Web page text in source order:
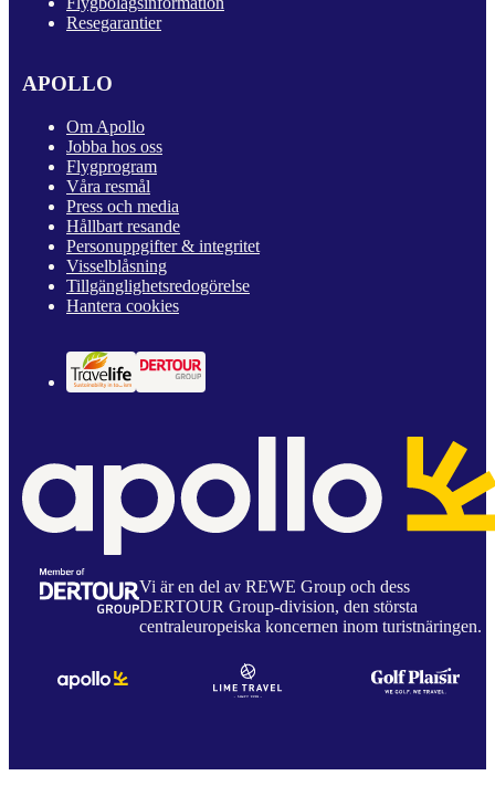
Resegarantier
APOLLO
Om Apollo
Jobba hos oss
Flygprogram
Våra resmål
Press och media
Hållbart resande
Personuppgifter & integritet
Visselblåsning
Tillgänglighetsredogörelse
Hantera cookies
Vi är en del av REWE Group och dess
DERTOUR Group-division, den största
centraleuropeiska koncernen inom turistnäringen.